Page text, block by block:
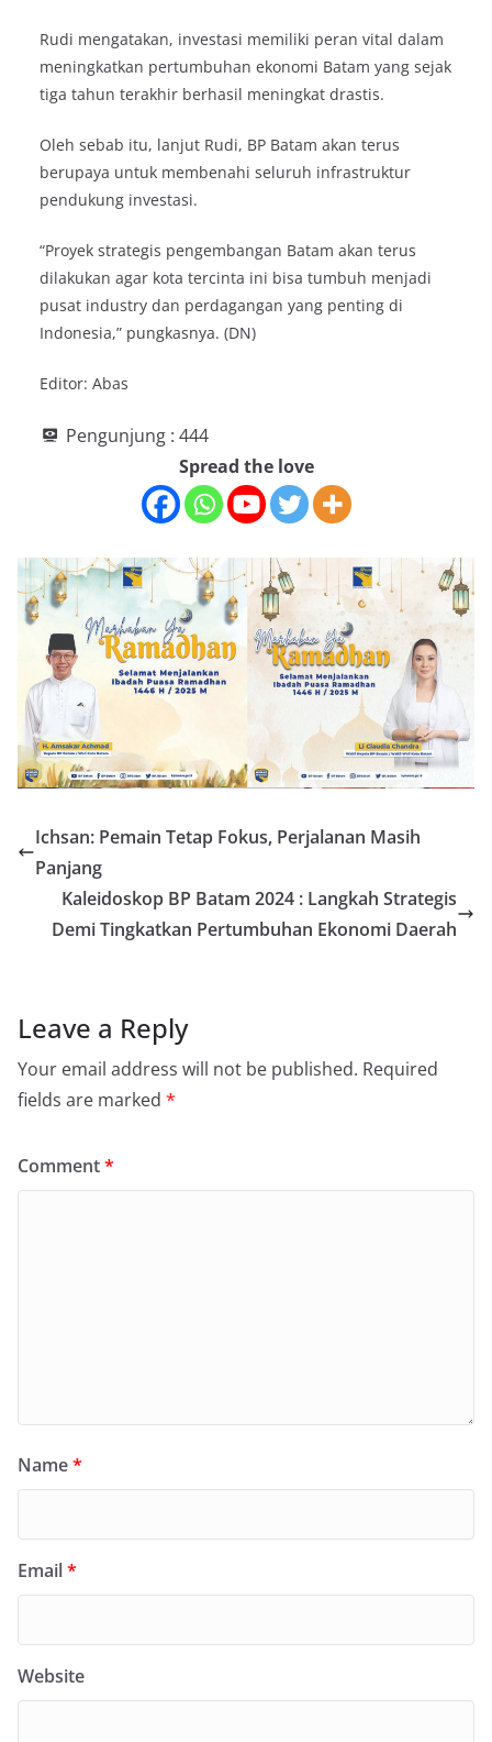
Rudi mengatakan, investasi memiliki peran vital dalam
meningkatkan pertumbuhan ekonomi Batam yang sejak
tiga tahun terakhir berhasil meningkat drastis.
Oleh sebab itu, lanjut Rudi, BP Batam akan terus
berupaya untuk membenahi seluruh infrastruktur
pendukung investasi.
“Proyek strategis pengembangan Batam akan terus
dilakukan agar kota tercinta ini bisa tumbuh menjadi
pusat industry dan perdagangan yang penting di
Indonesia,” pungkasnya. (DN)
Editor: Abas
Pengunjung : 444
Spread the love
Ichsan: Pemain Tetap Fokus, Perjalanan Masih
Panjang
Kaleidoskop BP Batam 2024 : Langkah Strategis
Demi Tingkatkan Pertumbuhan Ekonomi Daerah
Leave a Reply
Your email address will not be published. Required
fields are marked *
Comment*
Name*
Email*
Website